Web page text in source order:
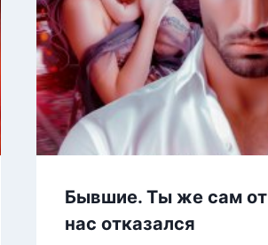
Бывшие. Ты же сам от
нас отказался